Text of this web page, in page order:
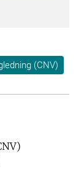
(CNV)